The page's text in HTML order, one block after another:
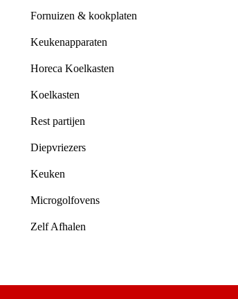
Fornuizen & kookplaten
Keukenapparaten
Horeca Koelkasten
Koelkasten
Rest partijen
Diepvriezers
Keuken
Microgolfovens
Zelf Afhalen